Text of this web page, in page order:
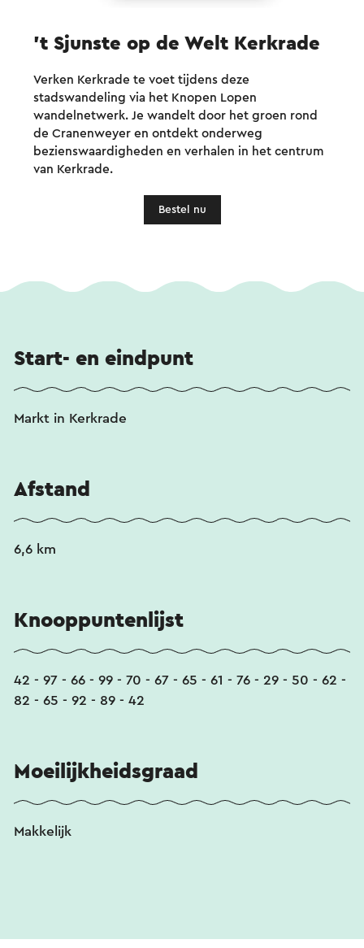
't Sjunste op de Welt Kerkrade
Verken Kerkrade te voet tijdens deze
stadswandeling via het Knopen Lopen
wandelnetwerk. Je wandelt door het groen rond
de Cranenweyer en ontdekt onderweg
bezienswaardigheden en verhalen in het centrum
van Kerkrade.
Bestel nu
Start- en eindpunt
Markt in Kerkrade
Afstand
6,6 km
Knooppuntenlijst
42 - 97 - 66 - 99 - 70 - 67 - 65 - 61 - 76 - 29 - 50 - 62 -
82 - 65 - 92 - 89 - 42
Moeilijkheidsgraad
Makkelijk